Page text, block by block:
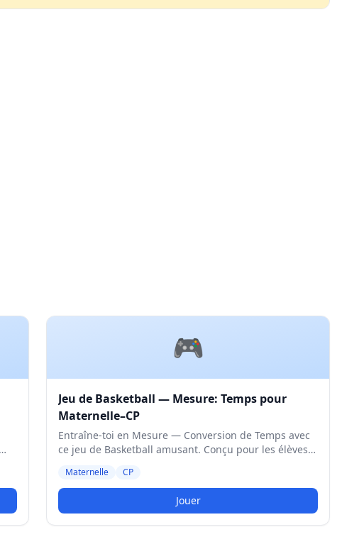
🎮
Jeu de Basketball — Mesure: Temps pour
Maternelle–CP
Entraîne-toi en Mesure — Conversion de Temps avec
ce jeu de Basketball amusant. Conçu pour les élèves
Maternelle CP
Jouer